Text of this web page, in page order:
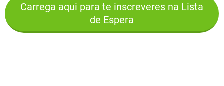
Carrega aqui para te inscreveres na Lista
de Espera